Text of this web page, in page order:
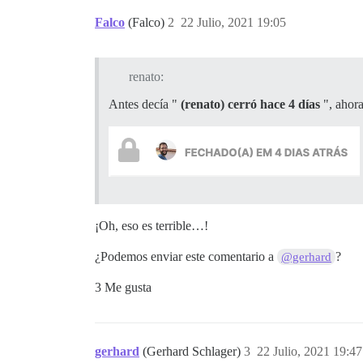
Falco (Falco) 22 Julio, 2021 19:05
2
renato:
Antes decía " (renato) cerró hace 4 días ",
¡Oh, eso es terrible…!
¿Podemos enviar este comentario a @gerhard ?
3 Me gusta
gerhard (Gerhard Schlager) 22 Julio, 2021 19:47
3